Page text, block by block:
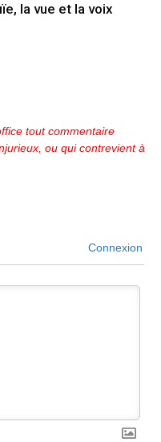
la vue et la voix
tout commentaire
ou qui contrevient à
Connexion